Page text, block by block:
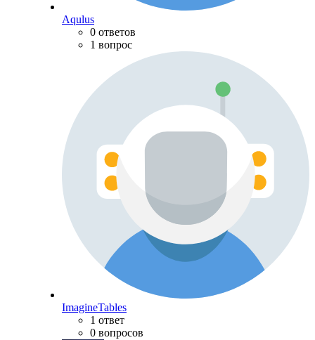
Aqulus
0 ответов
1 вопрос
ImagineTables
1 ответ
0 вопросов